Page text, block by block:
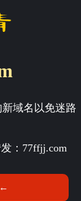
域名以免迷路
： 77ffjj.com